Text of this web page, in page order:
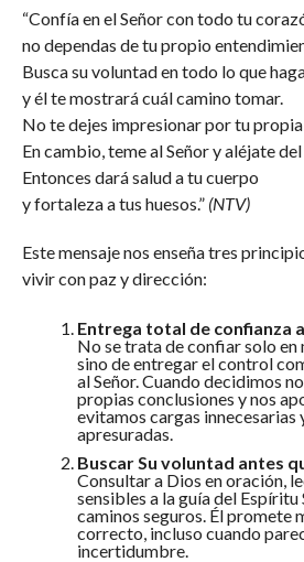
“Confía en el Señor con todo tu
no dependas de tu propio
Busca su voluntad en todo lo que
y él te mostrará cuál camino tomar.
No te dejes impresionar por tu
En cambio, teme al Señor y aléjate
Entonces dará salud a tu cuerpo
y fortaleza a tus huesos.” (NTV)
Este mensaje nos enseña tres
vivir con paz y dirección:
Entrega total de confianza
No se trata de confiar solo en
sino de entregar el control
al Señor. Cuando decidimos
propias conclusiones y nos
evitamos cargas innecesarias
apresuradas.
Buscar Su voluntad antes
Consultar a Dios en oración,
sensibles a la guía del Espíritu
caminos seguros. Él promete
correcto, incluso cuando
incertidumbre.